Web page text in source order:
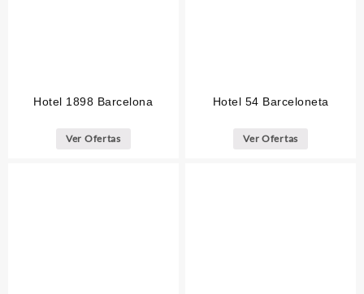
Hotel 1898 Barcelona
Ver Ofertas
Hotel 54 Barceloneta
Ver Ofertas